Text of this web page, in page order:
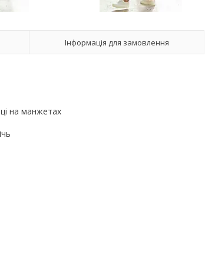
Інформація для замовлення
на манжетах